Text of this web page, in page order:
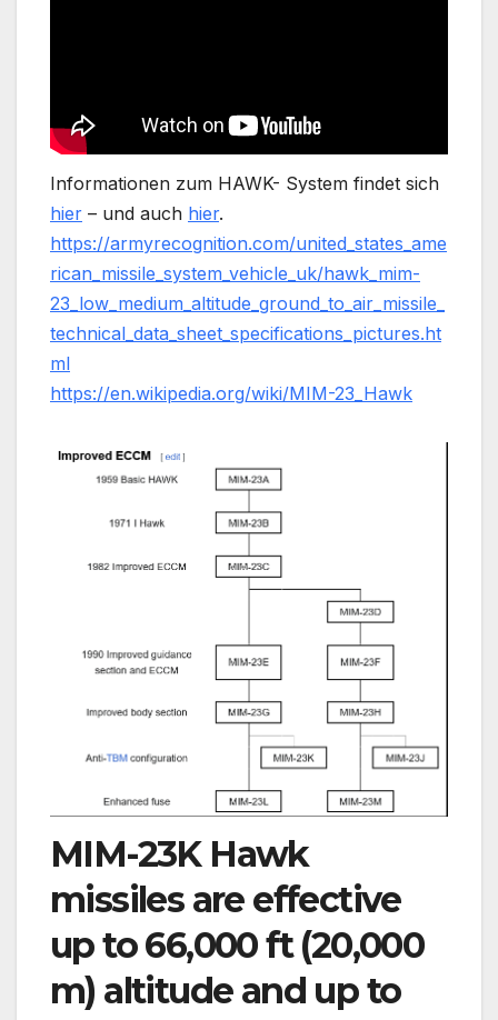
Informationen zum HAWK- System findet sich
hier – und auch hier.
https://armyrecognition.com/united_states_ame
rican_missile_system_vehicle_uk/hawk_mim-
23_low_medium_altitude_ground_to_air_missile_
technical_data_sheet_specifications_pictures.ht
ml
https://en.wikipedia.org/wiki/MIM-23_Hawk
MIM-23K Hawk
missiles are effective
up to 66,000 ft (20,000
m) altitude and up to